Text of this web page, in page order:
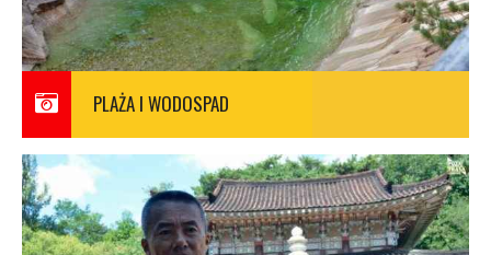
PLAŻA I WODOSPAD